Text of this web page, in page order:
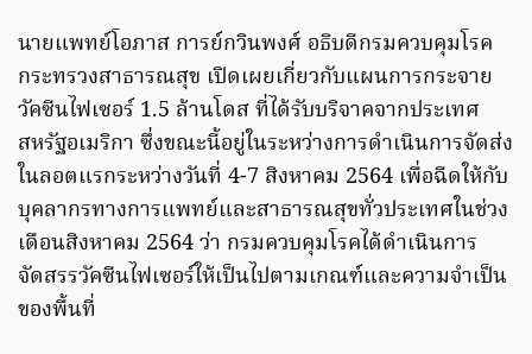
นายแพทย์โอภาส การย์กวินพงศ์ อธิบดีกรมควบคุมโรค
กระทรวงสาธารณสุข เปิดเผยเกี่ยวกับแผนการกระจาย
วัคซีนไฟเซอร์ 1.5 ล้านโดส ที่ได้รับบริจาคจากประเทศ
สหรัฐอเมริกา ซึ่งขณะนี้อยู่ในระหว่างการดำเนินการจัดส่ง
ในลอตแรกระหว่างวันที่ 4-7 สิงหาคม 2564 เพื่อฉีดให้กับ
บุคลากรทางการแพทย์และสาธารณสุขทั่วประเทศในช่วง
เดือนสิงหาคม 2564 ว่า กรมควบคุมโรคได้ดำเนินการ
จัดสรรวัคซีนไฟเซอร์ให้เป็นไปตามเกณฑ์และความจำเป็น
ของพื้นที่